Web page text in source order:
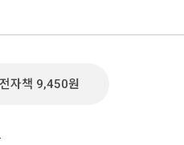
자책 9,450원